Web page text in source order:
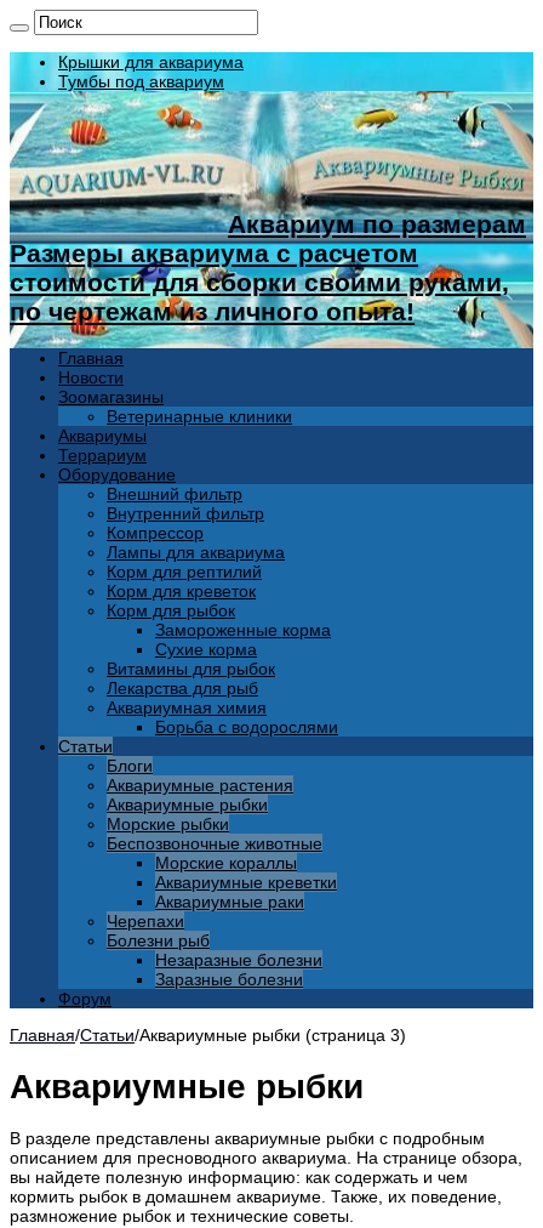
Крышки для аквариума
Тумбы под аквариум
Аквариум по размерам
Размеры аквариума с расчетом
стоимости для сборки своими руками,
по чертежам из личного опыта!
Главная
Новости
Зоомагазины
Ветеринарные клиники
Аквариумы
Террариум
Оборудование
Внешний фильтр
Внутренний фильтр
Компрессор
Лампы для аквариума
Корм для рептилий
Корм для креветок
Корм для рыбок
Замороженные корма
Сухие корма
Витамины для рыбок
Лекарства для рыб
Аквариумная химия
Борьба с водорослями
Статьи
Блоги
Аквариумные растения
Аквариумные рыбки
Морские рыбки
Беспозвоночные животные
Морские кораллы
Аквариумные креветки
Аквариумные раки
Черепахи
Болезни рыб
Незаразные болезни
Заразные болезни
Форум
Главная/Статьи/Аквариумные рыбки (страница 3)
Аквариумные рыбки
В разделе представлены аквариумные рыбки с подробным
описанием для пресноводного аквариума. На странице обзора,
вы найдете полезную информацию: как содержать и чем
кормить рыбок в домашнем аквариуме. Также, их поведение,
размножение рыбок и технические советы.